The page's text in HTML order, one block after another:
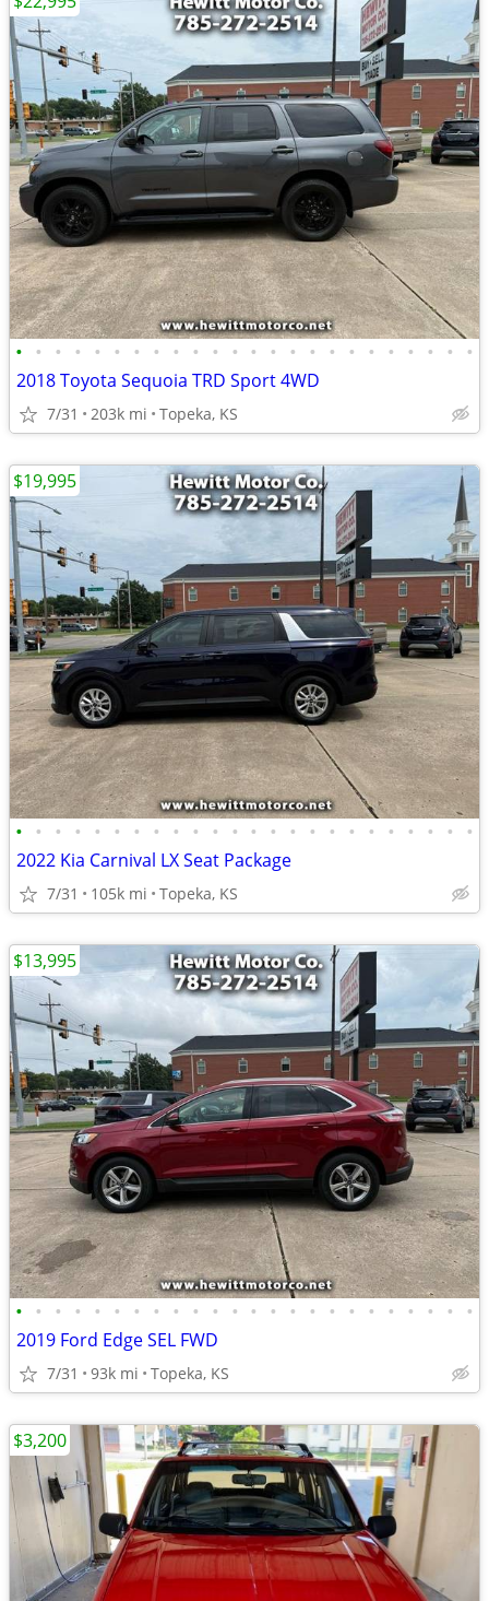
• • • • • • • • • • • • • • • • • • • • • • • •
2018 Toyota Sequoia TRD Sport 4WD
7/31 203k mi Topeka, KS
• • • • • • • • • • • • • • • • • • • • • • • •
2022 Kia Carnival LX Seat Package
7/31 105k mi Topeka, KS
$19,995
• • • • • • • • • • • • • • • • • • • • • • • •
2019 Ford Edge SEL FWD
7/31 93k mi Topeka, KS
$13,995
$3,200